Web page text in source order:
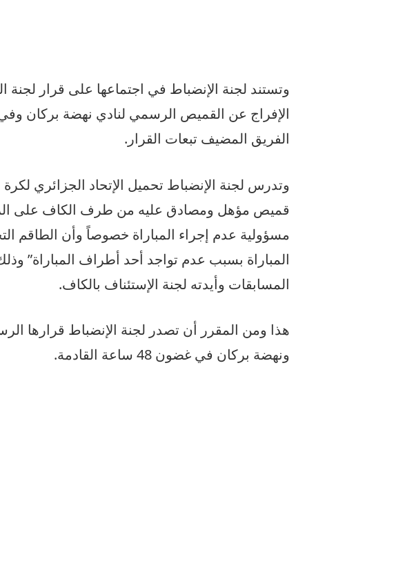
وتستند لجنة الإنضباط في اجتماعها على قرار
الإفراج عن القميص الرسمي لنادي نهضة بركان
الفريق المضيف تبعات القرار.
وتدرس لجنة الإنضباط تحميل الإتحاد الجزائري
قميص مؤهل ومصادق عليه من طرف الكاف على
مسؤولية عدم إجراء المباراة خصوصاً وأن الطاقم
المباراة بسبب عدم تواجد أحد أطراف المباراة”
المسابقات وأيدته لجنة الإستئناف بالكاف.
هذا ومن المقرر أن تصدر لجنة الإنضباط قرارها
ونهضة بركان في غضون 48 ساعة القادمة.